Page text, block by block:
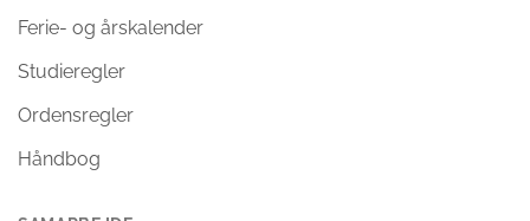
Ferie- og årskalender
Studieregler
Ordensregler
Håndbog